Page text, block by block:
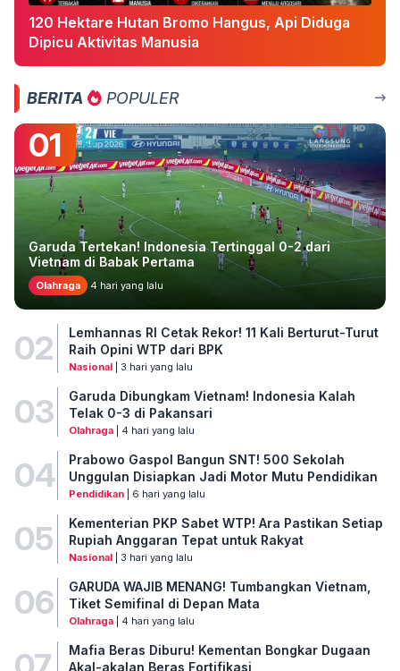
120 Hektare Hutan Bromo Hangus, Api Diduga
Dipicu Aktivitas Manusia
BERITA POPULER
01
Garuda Tertekan! Indonesia Tertinggal 0-2 dari
Vietnam di Babak Pertama
Olahraga 4 hari yang lalu
02
Lemhannas RI Cetak Rekor! 11 Kali Berturut-Turut
Raih Opini WTP dari BPK
Nasional| 3 hari yang lalu
03
Garuda Dibungkam Vietnam! Indonesia Kalah
Telak 0-3 di Pakansari
Olahraga| 4 hari yang lalu
04
Prabowo Gaspol Bangun SNT! 500 Sekolah
Unggulan Disiapkan Jadi Motor Mutu Pendidikan
Pendidikan| 6 hari yang lalu
05
Kementerian PKP Sabet WTP! Ara Pastikan Setiap
Rupiah Anggaran Tepat untuk Rakyat
Nasional| 3 hari yang lalu
06
GARUDA WAJIB MENANG! Tumbangkan Vietnam,
Tiket Semifinal di Depan Mata
Olahraga| 4 hari yang lalu
Mafia Beras Diburu! Kementan Bongkar Dugaan
Akal-akalan Beras Fortifikasi